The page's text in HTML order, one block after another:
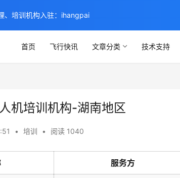
首页 飞行快讯 文章分类 技术支持
机培训机构-湖南地区
• 培训 • 阅读 1040
服务方
、培训机构入驻：ihangpai